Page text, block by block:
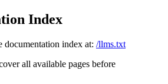
Index
documentation index at: /llms.txt
all available pages before